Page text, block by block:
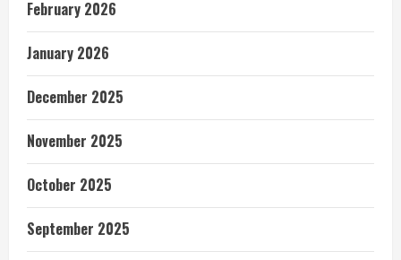
February 2026
January 2026
December 2025
November 2025
October 2025
September 2025